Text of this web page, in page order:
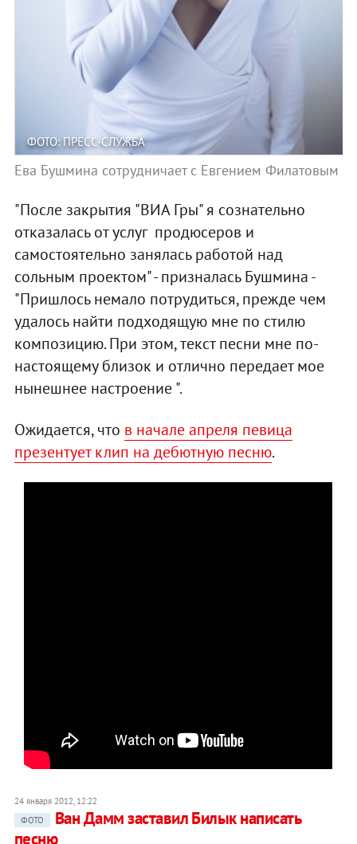
ФОТО: ПРЕСС-СЛУЖБА
Ева Бушмина сотрудничает с Евгением Филатовым
"После закрытия "ВИА Гры" я сознательно
отказалась от услуг продюсеров и
самостоятельно занялась работой над
сольным проектом" - призналась Бушмина -
"Пришлось немало потрудиться, прежде чем
удалось найти подходящую мне по стилю
композицию. При этом, текст песни мне по-
настоящему близок и отлично передает мое
нынешнее настроение ".
Ожидается, что в начале апреля певица
презентует клип на дебютную песню.
24 января 2012, 12:22
ФОТО
Ван Дамм заставил Билык написать
песню